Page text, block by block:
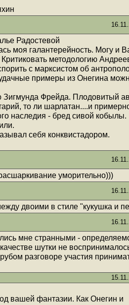
Радостевой
моя галантерейность. Могу и
методологию
с марксистом об
примеры из Онегина
Фрейда. Плодовитый
то ли шарлатан....и
наследия - бред сивой кобылы.
себя конквистадором.
уморительно)))
двоими в стиле "кукушка и
мне странными -
шутки не
разговоре участия
вашей фантазии. Как Онегин и